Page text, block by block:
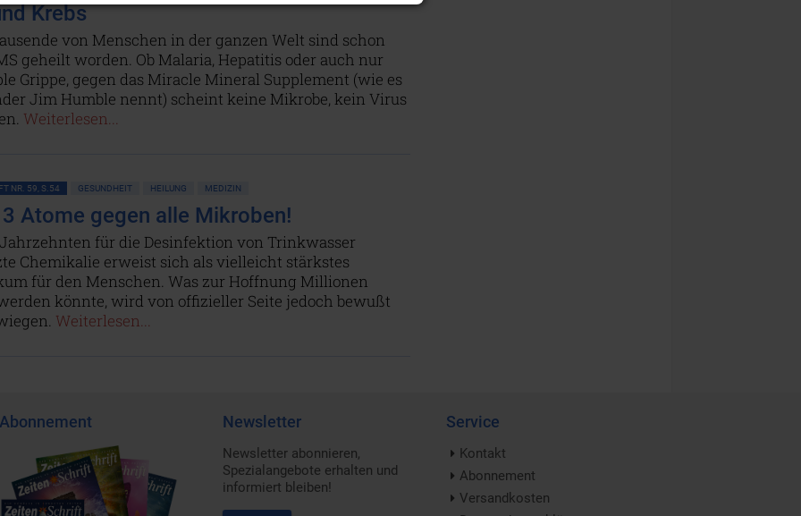
Krebs
von Menschen in der ganzen Welt sind schon
geheilt worden. Ob Malaria, Hepatitis oder auch nur
Grippe, gegen das Miracle Mineral Supplement (wie es
Jim Humble nennt) scheint keine Mikrobe, kein Virus
Weiterlesen...
NR. 59, S.54 GESUNDHEIT HEILUNG MEDIZIN
Atome gegen alle Mikroben!
für die Desinfektion von Trinkwasser
Chemikalie erweist sich als vielleicht stärkstes
für den Menschen. Was zur Hoffnung Millionen
könnte, wird von offizieller Seite jedoch bewußt
Weiterlesen...
Abonnement Newsletter
Newsletter abonnieren,
Spezialangebote erhalten und
informiert bleiben!
Service
Kontakt
Abonnement
Versandkosten